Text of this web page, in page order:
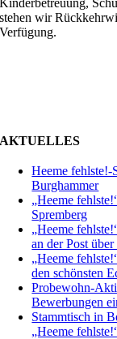
stehen wir
Verfügung.
AKTUELLES
Heeme
Burghammer
„Heeme
Spremberg
„Heeme
an der Post
„Heeme
den schönsten
Probewohn-
Bewerbungen
Stammtisch in
„Heeme